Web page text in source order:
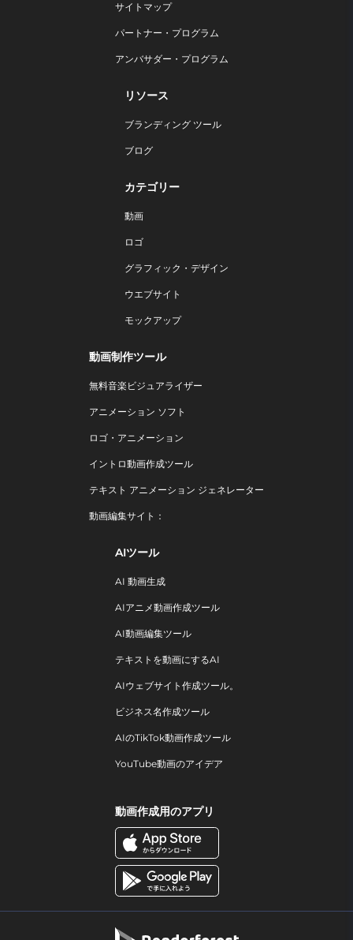
サイトマップ
パートナー・プログラム
アンバサダー・プログラム
リソース
ブランディング ツール
ブログ
カテゴリー
動画
ロゴ
グラフィック・デザイン
ウエブサイト
モックアップ
動画制作ツール
無料音楽ビジュアライザー
アニメーション ソフト
ロゴ・アニメーション
イントロ動画作成ツール
テキスト アニメーション ジェネレーター
動画編集サイト：
AIツール
AI 動画生成
AIアニメ動画作成ツール
AI動画編集ツール
テキストを動画にするAI
AIウェブサイト作成ツール。
ビジネス名作成ツール
AIのTikTok動画作成ツール
YouTube動画のアイデア
動画作成用のアプリ